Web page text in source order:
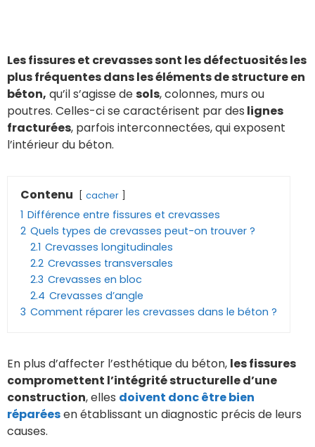
Les fissures et crevasses sont les défectuosités les
plus fréquentes dans les éléments de structure en
béton, qu’il s’agisse desols, colonnes, murs ou
poutres. Celles-ci se caractérisent par des lignes
fracturées, parfois interconnectées, qui exposent
l’intérieur du béton.
Contenu cacher
1 Différence entre fissures et crevasses
2 Quels types de crevasses peut-on trouver ?
2.1 Crevasses longitudinales
2.2 Crevasses transversales
2.3 Crevasses en bloc
2.4 Crevasses d’angle
3 Comment réparer les crevasses dans le béton ?
En plus d’affecter l’esthétique du béton, les fissures
compromettent l’intégrité structurelle d’une
construction, elles doivent donc être bien
réparéesen établissant un diagnostic précis de leurs
causes.